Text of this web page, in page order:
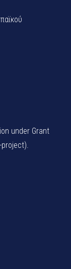
under Grant
project).